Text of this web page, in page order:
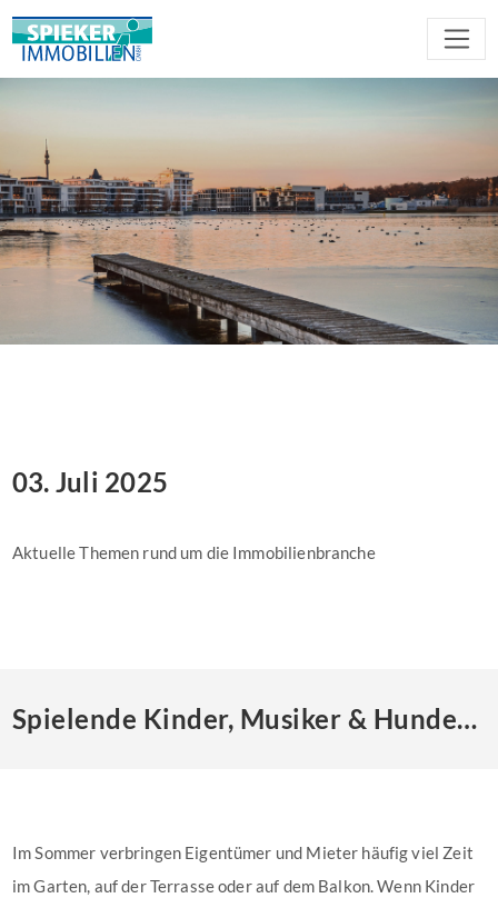
03. Juli 2025
Aktuelle Themen rund um die Immobilienbranche
Spielende Kinder, Musiker & Hundegebell: Wie viel Lärm ist erlaubt?
Im Sommer verbringen Eigentümer und Mieter häufig viel Zeit
im Garten, auf der Terrasse oder auf dem Balkon. Wenn Kinder